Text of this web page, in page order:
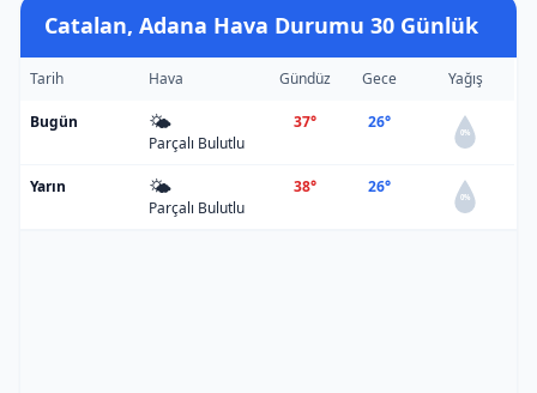
Catalan, Adana Hava Durumu 30 Günlük
Tarih Hava Gündüz Gece Yağış
Bugün 🌤️
Parçalı Bulutlu
37° 26°
0%
Yarın 🌤️
Parçalı Bulutlu
38° 26°
0%